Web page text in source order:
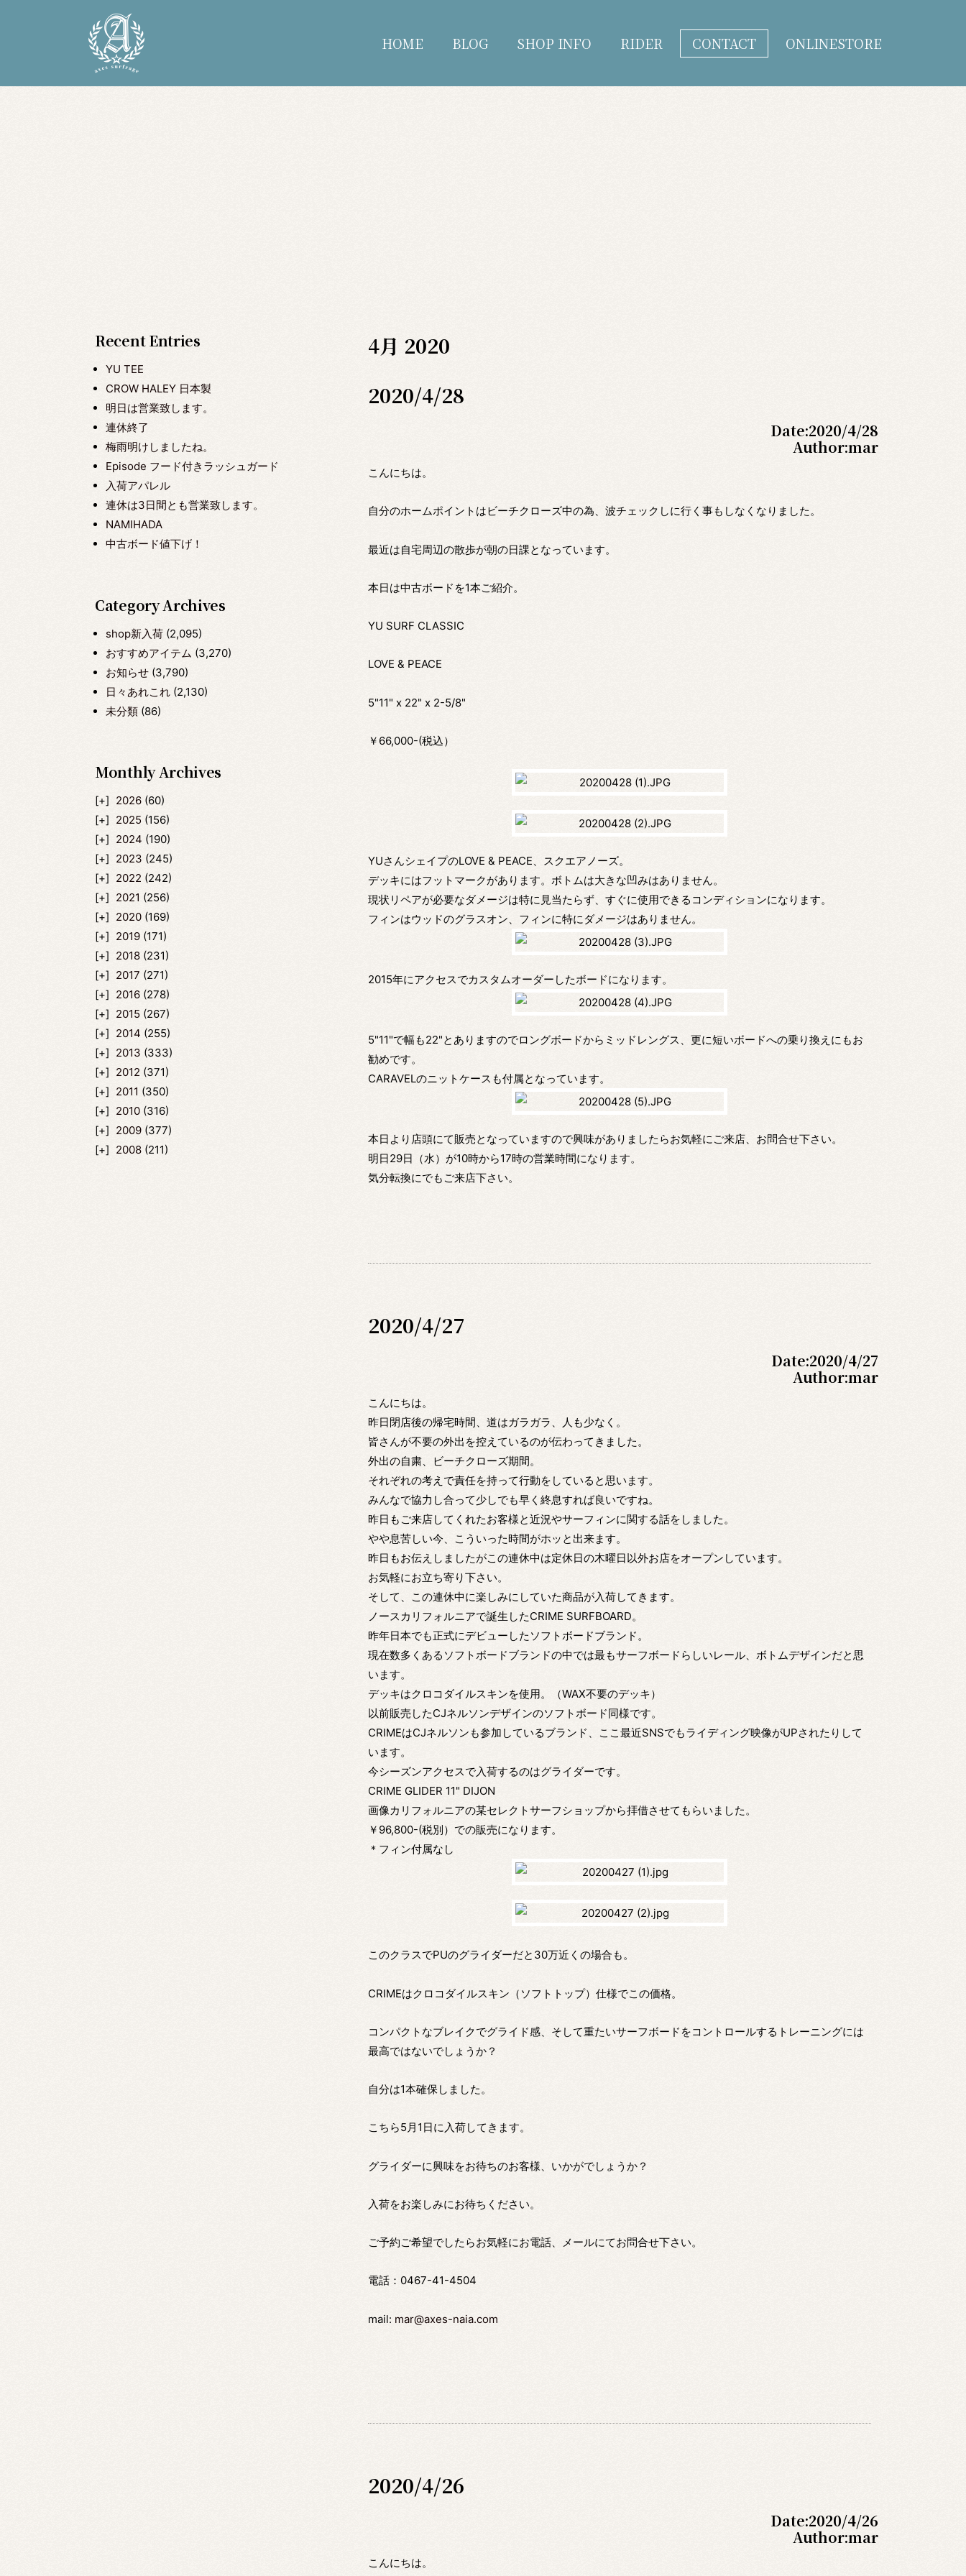
HOME BLOG SHOP INFO RIDER CONTACT ONLINESTORE
Recent Entries
YU TEE
CROW HALEY 日本製
明日は営業致します。
連休終了
梅雨明けしましたね。
Episode フード付きラッシュガード
入荷アパレル
連休は3日間とも営業致します。
NAMIHADA
中古ボード値下げ！
Category Archives
shop新入荷 (2,095)
おすすめアイテム (3,270)
お知らせ (3,790)
日々あれこれ (2,130)
未分類 (86)
Monthly Archives
2026 (60)
2025 (156)
2024 (190)
2023 (245)
2022 (242)
2021 (256)
2020 (169)
2019 (171)
2018 (231)
2017 (271)
2016 (278)
2015 (267)
2014 (255)
2013 (333)
2012 (371)
2011 (350)
2010 (316)
2009 (377)
2008 (211)
4月 2020
2020/4/28
Date:2020/4/28
Author:mar
こんにちは。
自分のホームポイントはビーチクローズ中の為、波チェックしに行く事もしなくなりました。
最近は自宅周辺の散歩が朝の日課となっています。
本日は中古ボードを1本ご紹介。
YU SURF CLASSIC
LOVE & PEACE
5"11" x 22" x 2-5/8"
￥66,000-(税込）
YUさんシェイプのLOVE & PEACE、スクエアノーズ。
デッキにはフットマークがあります。ボトムは大きな凹みはありません。
現状リペアが必要なダメージは特に見当たらず、すぐに使用できるコンディションになります。
フィンはウッドのグラスオン、フィンに特にダメージはありません。
2015年にアクセスでカスタムオーダーしたボードになります。
5"11"で幅も22"とありますのでロングボードからミッドレングス、更に短いボードへの乗り換えにもお
勧めです。
CARAVELのニットケースも付属となっています。
本日より店頭にて販売となっていますので興味がありましたらお気軽にご来店、お問合せ下さい。
明日29日（水）が10時から17時の営業時間になります。
気分転換にでもご来店下さい。
2020/4/27
Date:2020/4/27
Author:mar
こんにちは。
昨日閉店後の帰宅時間、道はガラガラ、人も少なく。
皆さんが不要の外出を控えているのが伝わってきました。
外出の自粛、ビーチクローズ期間。
それぞれの考えで責任を持って行動をしていると思います。
みんなで協力し合って少しでも早く終息すれば良いですね。
昨日もご来店してくれたお客様と近況やサーフィンに関する話をしました。
やや息苦しい今、こういった時間がホッと出来ます。
昨日もお伝えしましたがこの連休中は定休日の木曜日以外お店をオープンしています。
お気軽にお立ち寄り下さい。
そして、この連休中に楽しみにしていた商品が入荷してきます。
ノースカリフォルニアで誕生したCRIME SURFBOARD。
昨年日本でも正式にデビューしたソフトボードブランド。
現在数多くあるソフトボードブランドの中では最もサーフボードらしいレール、ボトムデザインだと思
います。
デッキはクロコダイルスキンを使用。（WAX不要のデッキ）
以前販売したCJネルソンデザインのソフトボード同様です。
CRIMEはCJネルソンも参加しているブランド、ここ最近SNSでもライディング映像がUPされたりして
います。
今シーズンアクセスで入荷するのはグライダーです。
CRIME GLIDER 11" DIJON
画像カリフォルニアの某セレクトサーフショップから拝借させてもらいました。
￥96,800-(税別）での販売になります。
＊フィン付属なし
このクラスでPUのグライダーだと30万近くの場合も。
CRIMEはクロコダイルスキン（ソフトトップ）仕様でこの価格。
コンパクトなブレイクでグライド感、そして重たいサーフボードをコントロールするトレーニングには
最高ではないでしょうか？
自分は1本確保しました。
こちら5月1日に入荷してきます。
グライダーに興味をお待ちのお客様、いかがでしょうか？
入荷をお楽しみにお待ちください。
ご予約ご希望でしたらお気軽にお電話、メールにてお問合せ下さい。
電話：0467-41-4504
mail: mar@axes-naia.com
2020/4/26
Date:2020/4/26
Author:mar
こんにちは。